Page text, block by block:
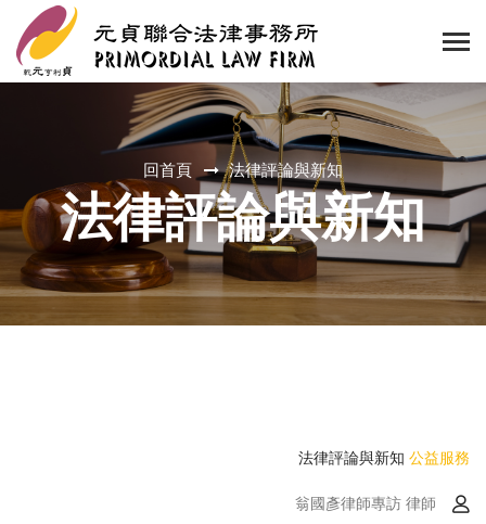
回首頁 法律評論與新知
法律評論與新知
法律評論與新知 公益服務
翁國彥律師專訪 律師